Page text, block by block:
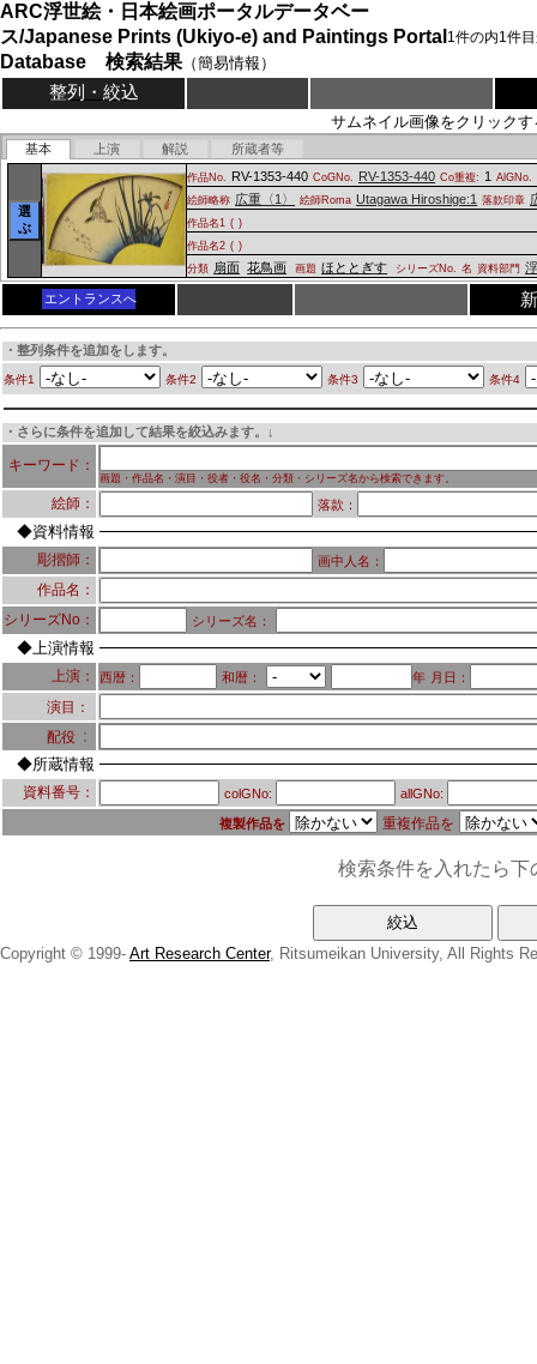
ARC浮世絵・日本絵画ポータルデータベー
ス/Japanese Prints (Ukiyo-e) and Paintings Portal
Database 検索結果（簡易情報）
1件の内1件
整列・絞込
サムネイル画像をクリック
基本 上演 解説 所蔵者等
選
ぶ
作品No. RV-1353-440 CoGNo. RV-1353-440 Co重複: 1
AlGNo.
絵師略称 広重〈1〉 絵師Roma Utagawa Hiroshige:1 落款印章
作品名1 ( )
作品名2 ( )
分類 扇面 花鳥画 画題 ほととぎす シリーズNo. 名 資料部門
エントランスへ
・整列条件を追加をします。
条件1 条件2 条件3 条件4
・さらに条件を追加して結果を絞込みます。↓
キーワード：
画題・作品名・演目・役者・役名・分類・シリーズ名から検索できます。
絵師： 落款：
◆資料情報
彫摺師： 画中人名：
作品名：
シリーズNo：
シリーズ名：
◆上演情報
上演： 西暦： 和暦： 年 月日：
演目：
配役 ：
◆所蔵情報
資料番号： colGNo: allGNo:
複製作品を 重複作品を
検索条件を入れたら
Copyright © 1999- Art Research Center, Ritsumeikan University, All Rights